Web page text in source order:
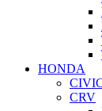
HONDA
CRV